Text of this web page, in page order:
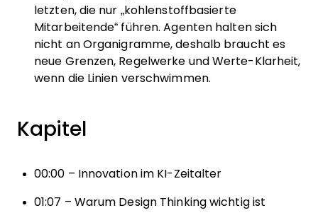
letzten, die nur „kohlenstoffbasierte
Mitarbeitende“ führen. Agenten halten sich
nicht an Organigramme, deshalb braucht es
neue Grenzen, Regelwerke und Werte-Klarheit,
wenn die Linien verschwimmen.
Kapitel
00:00 – Innovation im KI-Zeitalter
01:07 – Warum Design Thinking wichtig ist